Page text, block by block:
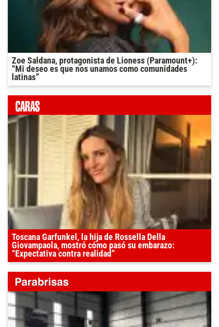
Zoe Saldana, protagonista de Lioness (Paramount+):
“Mi deseo es que nos unamos como comunidades
latinas”
Toscana Garfunkel, la hija de Rossella Della
Giovampaola, mostró cómo pasó su embarazo:
“Expectativa contra realidad”